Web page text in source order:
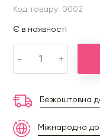
Код товару: 0002
Є в наявності
- +
Безкоштовна
Міжнародна